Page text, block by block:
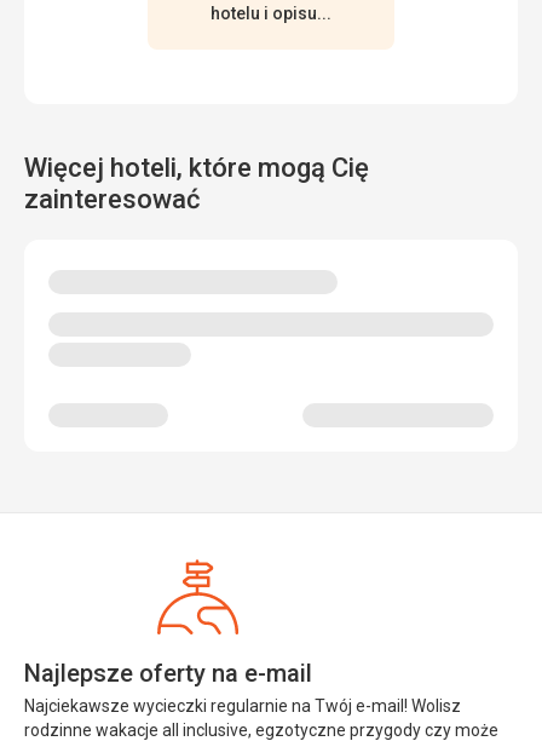
hotelu i opisu...
Więcej hoteli, które mogą Cię
zainteresować
Najlepsze oferty na e-mail
Najciekawsze wycieczki regularnie na Twój e-mail! Wolisz
rodzinne wakacje all inclusive, egzotyczne przygody czy może